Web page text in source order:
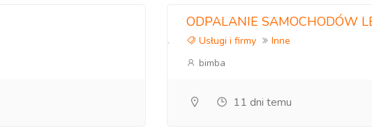
ODPALANIE SAMOCHODÓW
Usługi i firmy
Inne
bimba
11 dni temu